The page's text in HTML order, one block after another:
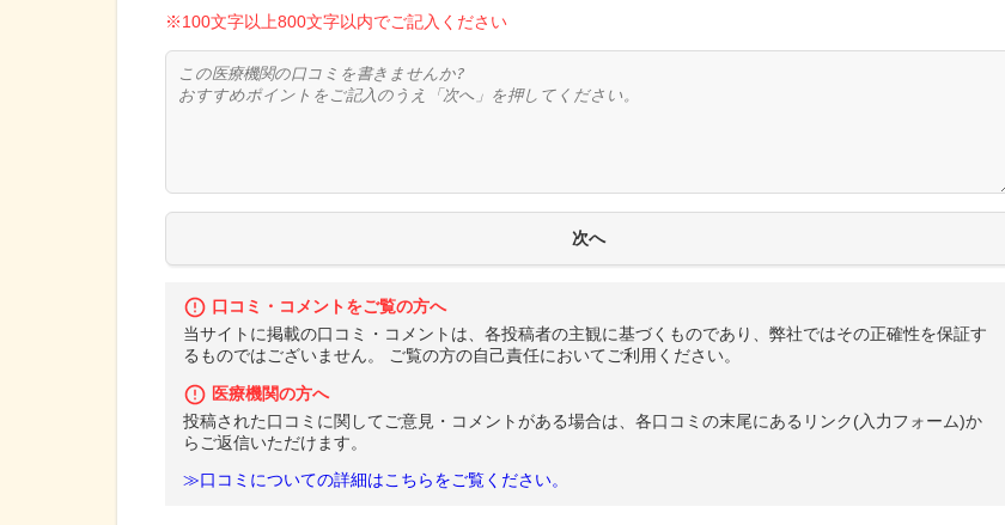
※100文字以上800文字以内でご記入ください
口コミ・コメントをご覧の方へ
当サイトに掲載の口コミ・コメントは、各投稿者の主観に基づくものであり、弊社ではその正確性を保証す
るものではございません。 ご覧の方の自己責任においてご利用ください。
医療機関の方へ
投稿された口コミに関してご意見・コメントがある場合は、各口コミの末尾にあるリンク(入力フォーム)か
らご返信いただけます。
≫口コミについての詳細はこちらをご覧ください。